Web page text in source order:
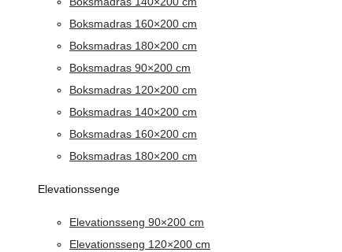
Boksmadras 160×200 cm
Boksmadras 180×200 cm
Boksmadras 90×200 cm
Boksmadras 120×200 cm
Boksmadras 140×200 cm
Boksmadras 160×200 cm
Boksmadras 180×200 cm
Elevationssenge
Elevationsseng 90×200 cm
Elevationsseng 120×200 cm